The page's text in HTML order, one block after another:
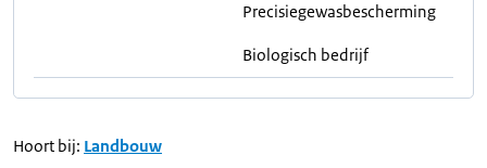
Precisiegewasbescherming
Biologisch bedrijf
Hoort bij: Landbouw